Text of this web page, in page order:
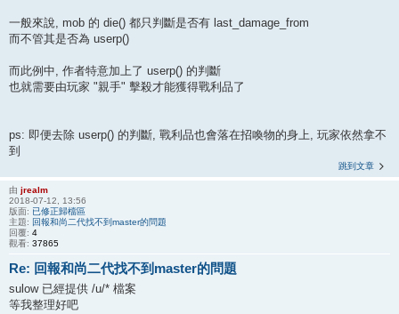
一般來說, mob 的 die() 都只判斷是否有 last_damage_from
而不管其是否為 userp()
而此例中, 作者特意加上了 userp() 的判斷
也就需要由玩家 "親手" 擊殺才能獲得戰利品了
ps: 即便去除 userp() 的判斷, 戰利品也會落在招喚物的身上, 玩家依然拿不
到
跳到文章
由 jrealm
2018-07-12, 13:56
版面: 已修正歸檔區
主題: 回報和尚二代找不到master的問題
回覆: 4
觀看: 37865
Re: 回報和尚二代找不到master的問題
sulow 已經提供 /u/* 檔案
等我整理好吧